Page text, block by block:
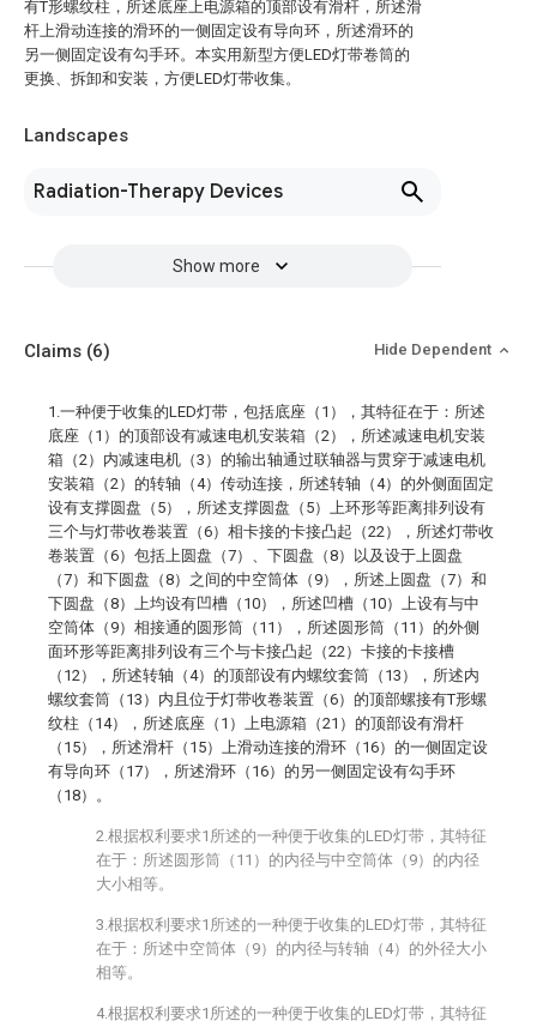
有T形螺纹柱，所述底座上电源箱的顶部设有滑杆，所述滑
杆上滑动连接的滑环的一侧固定设有导向环，所述滑环的
另一侧固定设有勾手环。本实用新型方便LED灯带卷筒的
更换、拆卸和安装，方便LED灯带收集。
Landscapes
Radiation-Therapy Devices
Show more
Claims (6) Hide Dependent
1.一种便于收集的LED灯带，包括底座（1），其特征在于：所述
底座（1）的顶部设有减速电机安装箱（2），所述减速电机安装
箱（2）内减速电机（3）的输出轴通过联轴器与贯穿于减速电机
安装箱（2）的转轴（4）传动连接，所述转轴（4）的外侧面固定
设有支撑圆盘（5），所述支撑圆盘（5）上环形等距离排列设有
三个与灯带收卷装置（6）相卡接的卡接凸起（22），所述灯带收
卷装置（6）包括上圆盘（7）、下圆盘（8）以及设于上圆盘
（7）和下圆盘（8）之间的中空筒体（9），所述上圆盘（7）和
下圆盘（8）上均设有凹槽（10），所述凹槽（10）上设有与中
空筒体（9）相接通的圆形筒（11），所述圆形筒（11）的外侧
面环形等距离排列设有三个与卡接凸起（22）卡接的卡接槽
（12），所述转轴（4）的顶部设有内螺纹套筒（13），所述内
螺纹套筒（13）内且位于灯带收卷装置（6）的顶部螺接有T形螺
纹柱（14），所述底座（1）上电源箱（21）的顶部设有滑杆
（15），所述滑杆（15）上滑动连接的滑环（16）的一侧固定设
有导向环（17），所述滑环（16）的另一侧固定设有勾手环
（18）。
2.根据权利要求1所述的一种便于收集的LED灯带，其特征
在于：所述圆形筒（11）的内径与中空筒体（9）的内径
大小相等。
3.根据权利要求1所述的一种便于收集的LED灯带，其特征
在于：所述中空筒体（9）的内径与转轴（4）的外径大小
相等。
4.根据权利要求1所述的一种便于收集的LED灯带，其特征